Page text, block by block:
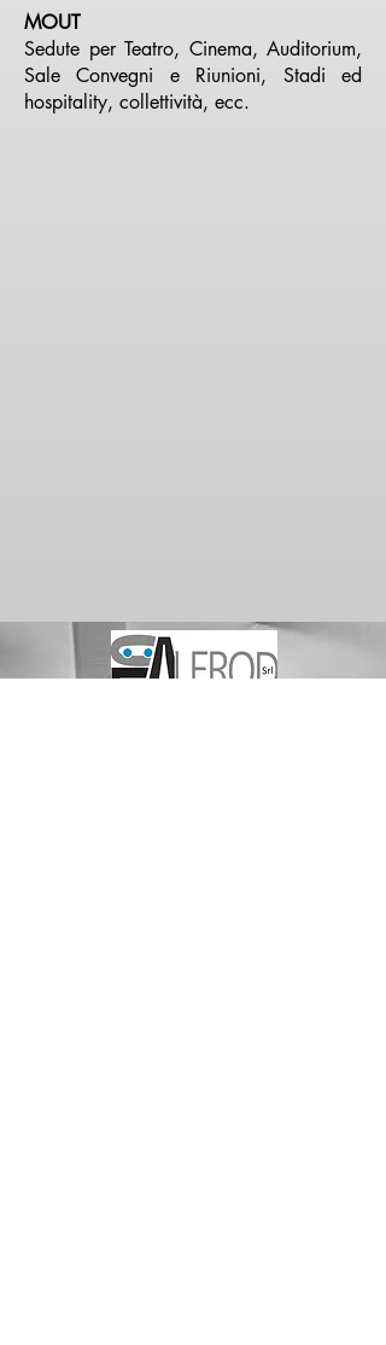
MOUT
Sedute per Teatro, Cinema, Auditorium,
Sale Convegni e Riunioni, Stadi ed
hospitality, collettività, ecc.